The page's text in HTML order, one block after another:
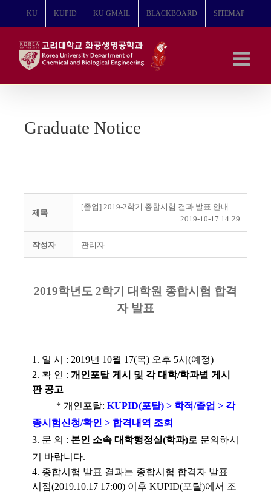
뛰
KU KUPID KU GMAIL BLACKBOARD SITEMAP
Graduate Notice
제목
[졸업] 2019-2학기 종합시험 결과 발표 안내
2019-10-17 14:29
작성자 관리자
2019학년도 2학기 대학원 종합시험 합격
자 발표
1. 일 시 : 2019년 10월 17(목) 오후 5시(예정)
2. 확 인 : 개인포탈 게시 및 각 대학/학과별 게시
판 공고
* 개인포탈: KUPID(포탈) > 학적/졸업 > 각
종시험신청/확인 > 합격내역 조회
3. 문 의 : 본인 소속 대학행정실(학과)로 문의하시
기 바랍니다.
4. 종합시험 발표 결과는 종합시험 합격자 발표
시점(2019.10.17 17:00) 이후 KUPID(포탈)에서 조